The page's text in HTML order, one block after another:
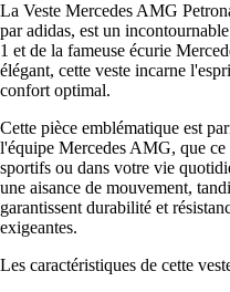
La Veste Mercedes AMG
par adidas, est un
1 et de la fameuse écurie
élégant, cette veste incarne
confort optimal.
Cette pièce emblématique est
l'équipe Mercedes AMG, que
sportifs ou dans votre vie
une aisance de mouvement,
garantissent durabilité et
exigeantes.
Les caractéristiques de cette